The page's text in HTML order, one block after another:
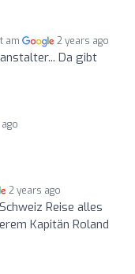
am 2 years ago
Da gibt
2 years ago
Reise alles
Kapitän Roland